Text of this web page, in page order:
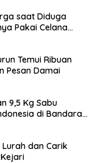
saat Diduga
Pakai Celana
Temui Ribuan
Pesan Damai
9,5 Kg Sabu
di Bandara
dan Carik